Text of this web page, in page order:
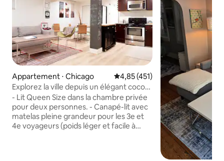
Appartement ⋅ Chicago Évaluation moyenne sur la
4,85 (451)
Explorez la ville depuis un élégant cocon
urbain
- Lit Queen Size dans la chambre privée
pour deux personnes. - Canapé-lit avec
matelas pleine grandeur pour les 3e et
4e voyageurs (poids léger et facile à